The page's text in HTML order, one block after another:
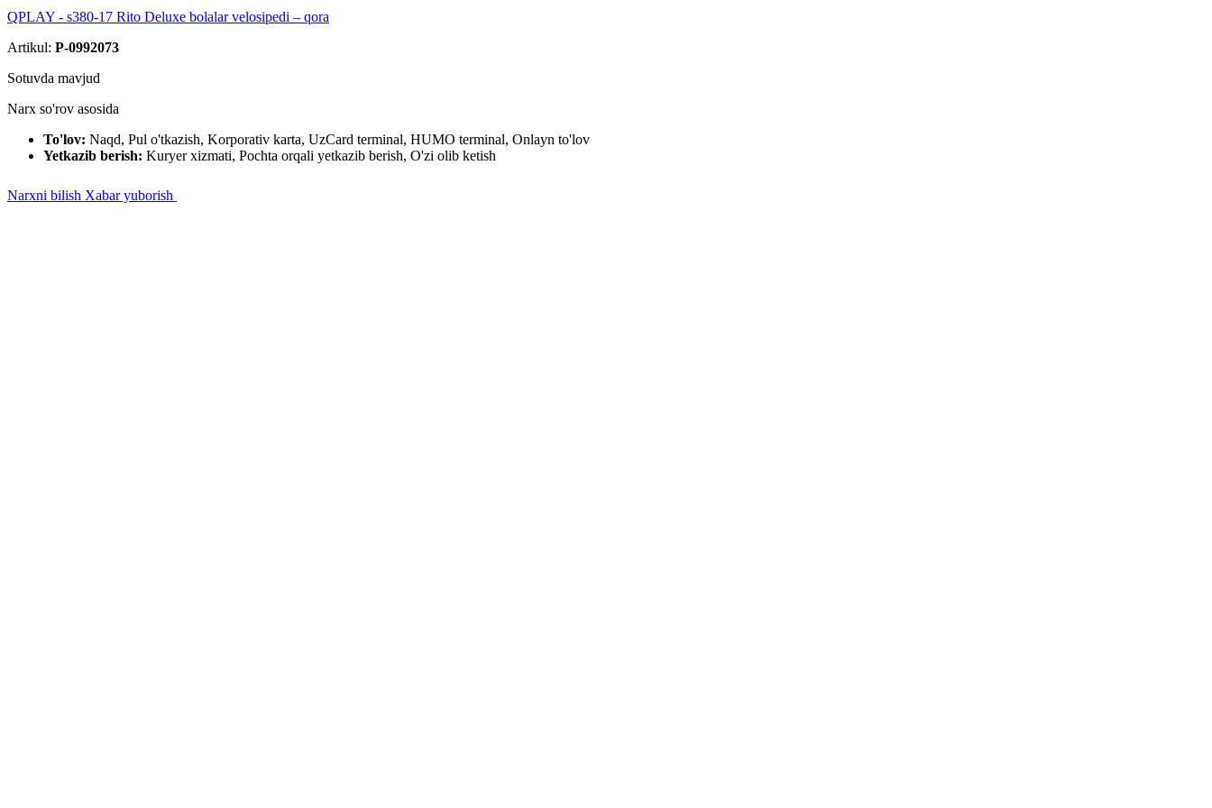
QPLAY - s380-17 Rito Deluxe bolalar velosipedi – qora
Artikul: P-0992073
Sotuvda mavjud
Narx so'rov asosida
To'lov: Naqd, Pul o'tkazish, Korporativ karta, UzCard terminal, HUMO terminal, Onlayn to'lov
Yetkazib berish: Kuryer xizmati, Pochta orqali yetkazib berish, O'zi olib ketish
Narxni bilish Xabar yuborish